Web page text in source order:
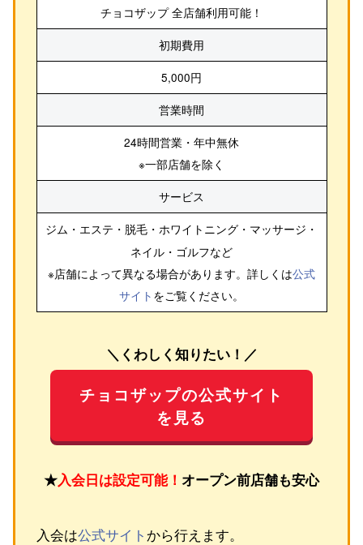
チョコザップ 全店舗利用可能！
初期費用
5,000円
営業時間
24時間営業・年中無休
※一部店舗を除く
サービス
ジム・エステ・脱毛・ホワイトニング・マッサージ・
ネイル・ゴルフなど
※店舗によって異なる場合があります。詳しくは公式
サイト をご覧ください。
＼くわしく知りたい！／
チョコザップの公式サイト
を見る
★入会日は設定可能！ オープン前店舗も安心
入会は公式サイト から行えます。